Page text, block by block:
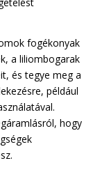
fogékonyak
a liliombogarak
és tegye meg a
például
hogy